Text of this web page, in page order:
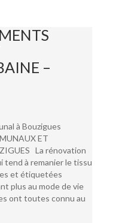
–
à Bouzigues
ET
La rénovation
tend à remanier le tissu
et étiquetées
plus au mode de vie
ont toutes connu au